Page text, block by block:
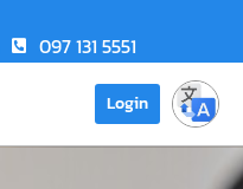
097 131 5551
Login